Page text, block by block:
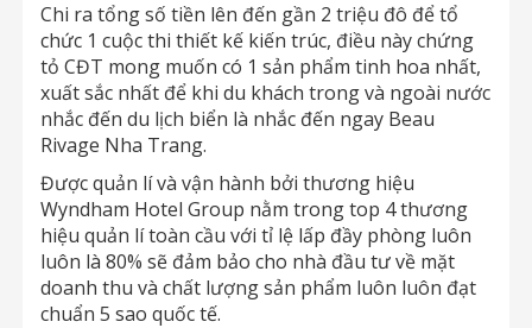
Chi ra tổng số tiền lên đến gần 2 triệu đô để tổ
chức 1 cuộc thi thiết kế kiến trúc, điều này chứng
tỏ CĐT mong muốn có 1 sản phẩm tinh hoa nhất,
xuất sắc nhất để khi du khách trong và ngoài nước
nhắc đến du lịch biển là nhắc đến ngay Beau
Rivage Nha Trang.
Được quản lí và vận hành bởi thương hiệu
Wyndham Hotel Group nằm trong top 4 thương
hiệu quản lí toàn cầu với tỉ lệ lấp đầy phòng luôn
luôn là 80% sẽ đảm bảo cho nhà đầu tư về mặt
doanh thu và chất lượng sản phẩm luôn luôn đạt
chuẩn 5 sao quốc tế.